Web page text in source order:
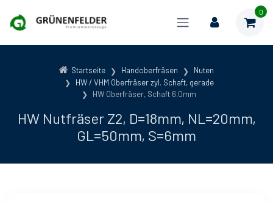
0
Startseite Handoberfräsen
Nuten
HW / VHM Oberfräser zyl. Schaft, gerade
HW Oberfräser, Schaft 6.0mm
HW Nutfräser Z2, D=18mm, NL=20mm,
GL=50mm, S=6mm